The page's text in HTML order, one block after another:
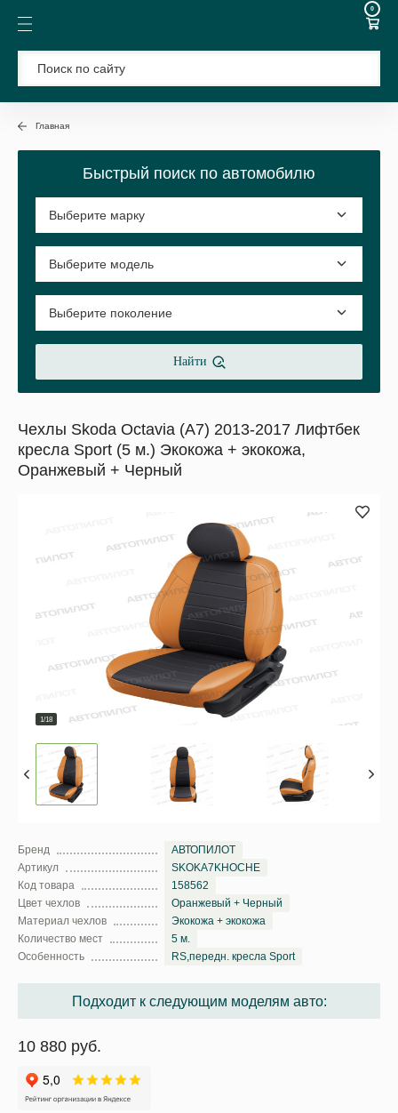
0
Главная
Быстрый поиск по автомобилю
Найти
Чехлы Skoda Octavia (A7) 2013-2017 Лифтбек
кресла Sport (5 м.) Экокожа + экокожа,
Оранжевый + Черный
1/18
Бренд
АВТОПИЛОТ
Артикул
SKOKA7KHOCHE
Код товара
158562
Цвет чехлов
Оранжевый + Черный
Материал чехлов
Экокожа + экокожа
Количество мест
5 м.
Особенность
RS,передн. кресла Sport
Подходит к следующим моделям авто:
10 880 руб.